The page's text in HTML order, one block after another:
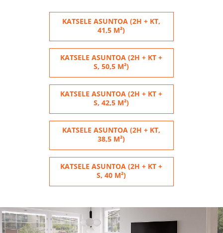
KATSELE ASUNTOA (2H + KT,
41,5 M²)
KATSELE ASUNTOA (2H + KT +
S, 50,5 M²)
KATSELE ASUNTOA (2H + KT +
S, 42,5 M²)
KATSELE ASUNTOA (2H + KT,
38,5 M²)
KATSELE ASUNTOA (2H + KT +
S, 40 M²)